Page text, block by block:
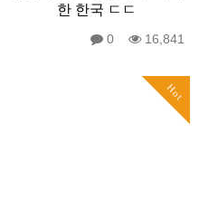
한 한국 ㄷㄷ
0 16,841
Hot